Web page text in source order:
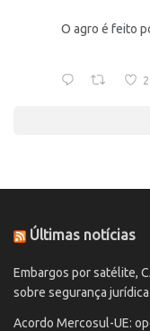
O agro é feito
2
Últimas notícias
Embargos por satélite,
sobre segurança
Acordo Mercosul-UE: